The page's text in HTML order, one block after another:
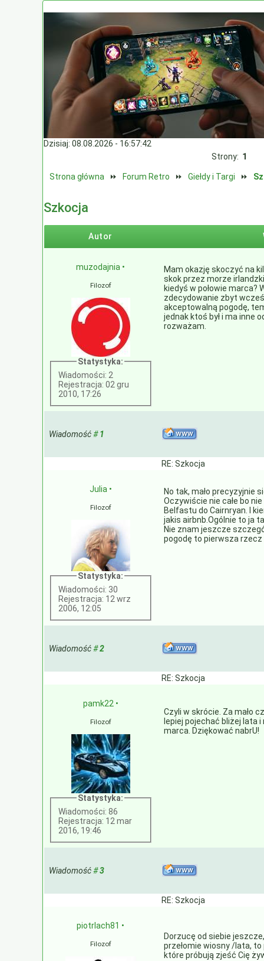
Dzisiaj: 08.08.2026 - 16:57:42
Strony: 1
Strona główna ⏩ Forum Retro ⏩ Giełdy i Targi ⏩
Szkocja
Autor
muzodajnia •
Filozof
Statystyka:
Wiadomości: 2
Rejestracja: 02 gru
2010, 17:26
Mam okazję skoczyć na
skok przez morze
kiedyś w połowie marca?
zdecydowanie zbyt
akceptowalną pogodę,
jednak ktoś był i ma inne
rozważam.
Wiadomość#1
RE: Szkocja
Julia •
Filozof
Statystyka:
Wiadomości: 30
Rejestracja: 12 wrz
2006, 12:05
No tak, mało precyzyjnie
Oczywiście nie całe bo
Belfastu do Cairnryan. I
jakis airbnb.Ogólnie to ja
Nie znam jeszcze
pogodę to pierwsza rzecz
Wiadomość#2
RE: Szkocja
pamk22 •
Filozof
Statystyka:
Wiadomości: 86
Rejestracja: 12 mar
2016, 19:46
Czyli w skrócie. Za mało
lepiej pojechać bliżej lata i
marca. Dziękować nabrU!
Wiadomość#3
RE: Szkocja
piotrlach81 •
Filozof
Dorzucę od siebie
przełomie wiosny /lata,
które próbują zjeść Cię